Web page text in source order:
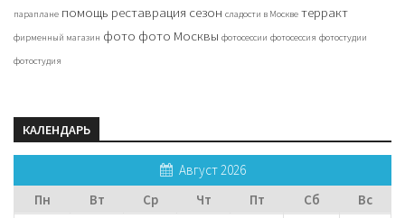
параплане помощь реставрация сезон сладости в Москве терракт
фирменный магазин фото фото Москвы фотосессии фотосессия фотостудии
фотостудия
КАЛЕНДАРЬ
Август 2026
Пн
Вт Ср Чт Пт Сб Вс